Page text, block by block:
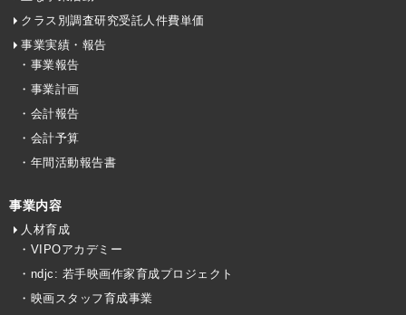
クラス別調査研究受託人件費単価
事業実績・報告
・事業報告
・事業計画
・会計報告
・会計予算
・年間活動報告書
事業内容
人材育成
・VIPOアカデミー
・ndjc: 若手映画作家育成プロジェクト
・映画スタッフ育成事業